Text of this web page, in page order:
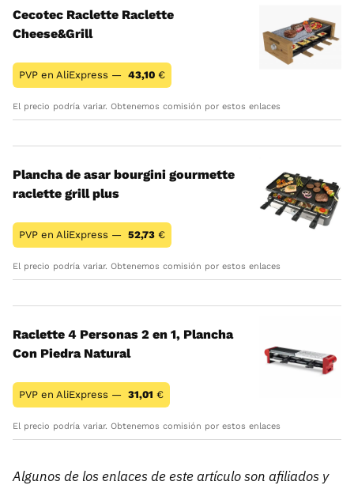
Cecotec Raclette Raclette
Cheese&Grill
PVP en AliExpress — 43,10 €
El precio podría variar. Obtenemos comisión por estos enlaces
Plancha de asar bourgini gourmette
raclette grill plus
PVP en AliExpress — 52,73 €
El precio podría variar. Obtenemos comisión por estos enlaces
Raclette 4 Personas 2 en 1, Plancha
Con Piedra Natural
PVP en AliExpress — 31,01 €
El precio podría variar. Obtenemos comisión por estos enlaces
Algunos de los enlaces de este artículo son afiliados y